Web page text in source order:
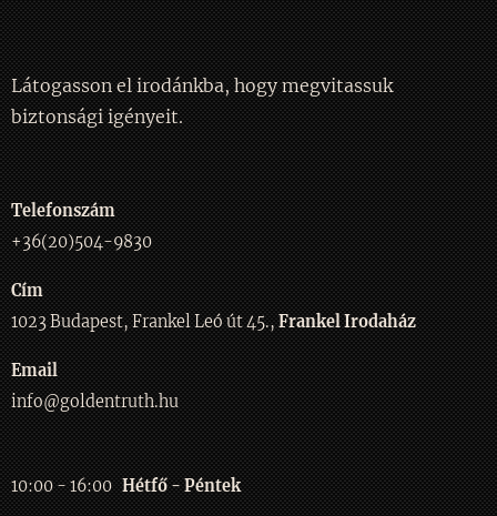
Látogasson el irodánkba, hogy megvitassuk
biztonsági igényeit.
Telefonszám
+36(20)504-9830
Cím
1023 Budapest, Frankel Leó út 45.,Frankel Irodaház
Email
info@goldentruth.hu
10:00 - 16:00Hétfő - Péntek